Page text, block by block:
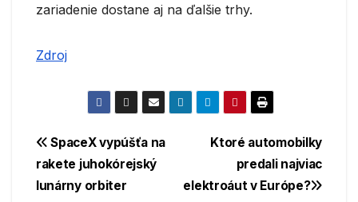
zariadenie dostane aj na ďalšie trhy.
Zdroj
Navigácia
v
Ktoré automobilky
predali najviac
elektroáut v Európe?
SpaceX vypúšťa na
rakete juhokórejský
lunárny orbiter